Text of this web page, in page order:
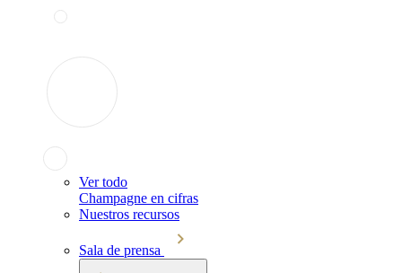
Ver todo
Champagne en cifras
Nuestros recursos
Sala de prensa